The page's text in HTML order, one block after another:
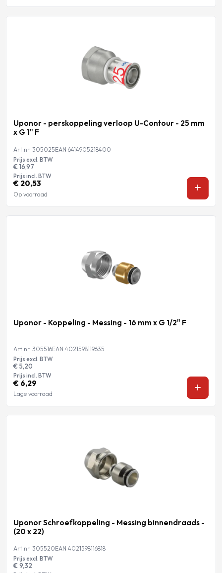
Uponor - perskoppeling verloop U-Contour - 25 mm
x G 1" F
Art.nr. 305025EAN 6414905218400
Prijs excl. BTW
€ 16,97
Prijs incl. BTW
€ 20,53
Op voorraad
Uponor - Koppeling - Messing - 16 mm x G 1/2" F
Art.nr. 305516EAN 4021598119635
Prijs excl. BTW
€ 5,20
Prijs incl. BTW
€ 6,29
Lage voorraad
Uponor Schroefkoppeling - Messing binnendraads -
(20 x 22)
Art.nr. 305520EAN 4021598116818
Prijs excl. BTW
€ 9,32